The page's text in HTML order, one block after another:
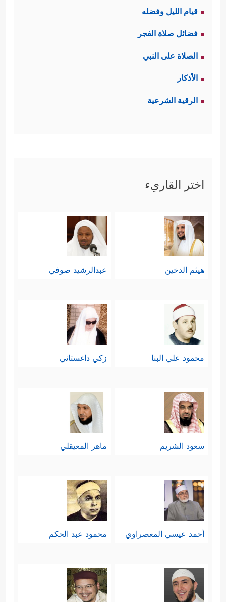
قيام الليل وفضله
فضائل صلاة الفجر
الصلاة على النبي
الأذكار
الرقية الشرعية
اختر القاريء
هيثم الدخين عبدالرشيد صوفي
محمود علي البنا زكي داغستاني
سعود الشريم ماهر المعيقلي
أحمد عيسي المعصراوي محمود عبد الحكم